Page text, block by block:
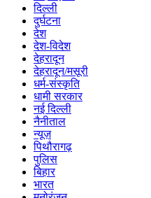
दिल्ली
दुर्घटना
देश
देश-विदेश
देहरादून
देहरादून/मसूरी
धर्म-संस्कृति
धामी सरकार
नई दिल्ली
नैनीताल
न्यूज़
पिथौरागढ़
पुलिस
बिहार
भारत